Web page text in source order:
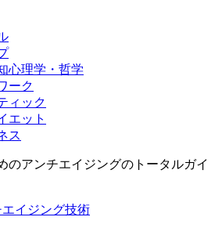
心理学・哲学
ーク
ィック
エット
ス
のアンチエイジングのトータルガイ
イジング技術